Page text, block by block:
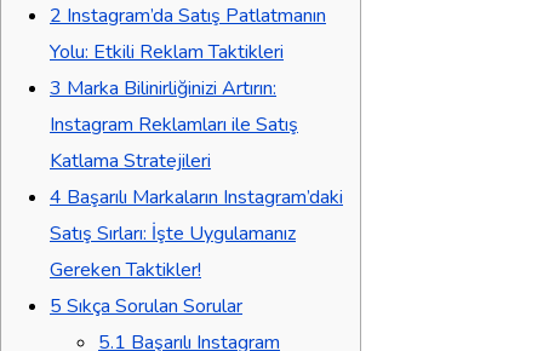
2 Instagram’da Satış Patlatmanın
Yolu: Etkili Reklam Taktikleri
3 Marka Bilinirliğinizi Artırın:
Instagram Reklamları ile Satış
Katlama Stratejileri
4 Başarılı Markaların Instagram’daki
Satış Sırları: İşte Uygulamanız
Gereken Taktikler!
5 Sıkça Sorulan Sorular
5.1 Başarılı Instagram